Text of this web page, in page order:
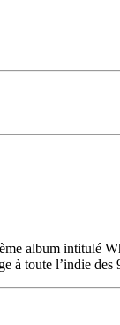
album
à toute l’indie des